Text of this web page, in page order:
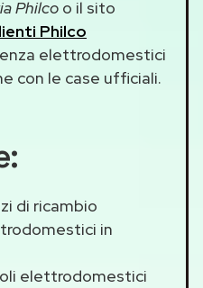
Philco o il sito
Philco
elettrodomestici
con le case ufficiali.
di ricambio
in
elettrodomestici